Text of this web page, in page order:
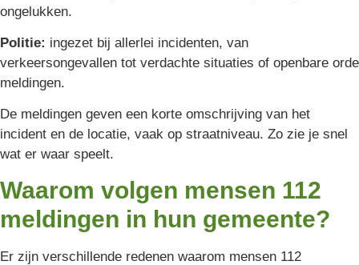
ongelukken.
Politie: ingezet bij allerlei incidenten, van
verkeersongevallen tot verdachte situaties of openbare orde
meldingen.
De meldingen geven een korte omschrijving van het
incident en de locatie, vaak op straatniveau. Zo zie je snel
wat er waar speelt.
Waarom volgen mensen 112
meldingen in hun gemeente?
Er zijn verschillende redenen waarom mensen 112